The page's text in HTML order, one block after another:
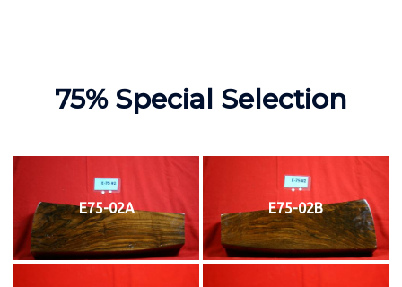
75% Special Selection
E75-02A E75-02B